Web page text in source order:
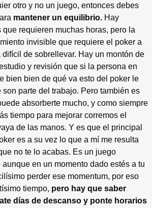
otro y no un juego, entonces debes
mantener un equilibrio. Hay
que requieren muchas horas, pero la
invisible que requiere el poker a
de sobrellevar. Hay un montón de
y revisión que si la persona en
bien bien de qué va esto del poker le
parte del trabajo. Pero también es
absorberte mucho, y como siempre
tiempo para mejorar corremos el
de las manos. Y es que el principal
es a su vez lo que a mí me resulta
no te lo acabas. Es un juego
en un momento dado estés a tu
perder ese momentum, por eso
tiempo, pero hay que saber
días de descanso y ponte horarios